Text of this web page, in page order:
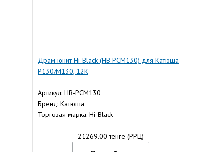
Драм-юнит Hi-Black (HB-PCM130) для Катюша
P130/M130, 12K
Артикул: HB-PCM130
Бренд: Катюша
Торговая марка: Hi-Black
21269.00 тенге (РРЦ)